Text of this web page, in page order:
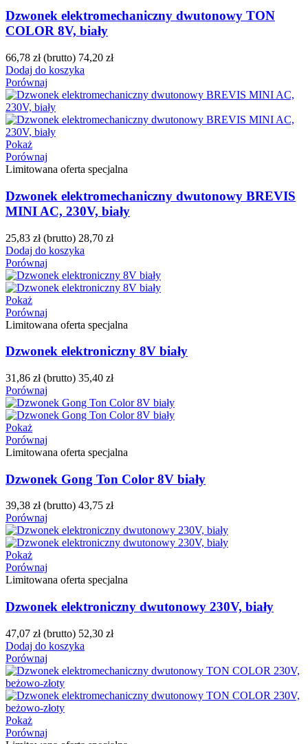
Dzwonek elektromechaniczny dwutonowy TON
COLOR 8V, biały
66,78 zł (brutto) 74,20 zł
Dodaj do koszyka
Porównaj
Pokaż
Porównaj
Limitowana oferta specjalna
Dzwonek elektromechaniczny dwutonowy BREVIS
MINI AC, 230V, biały
25,83 zł (brutto) 28,70 zł
Dodaj do koszyka
Porównaj
Pokaż
Porównaj
Limitowana oferta specjalna
Dzwonek elektroniczny 8V biały
31,86 zł (brutto) 35,40 zł
Porównaj
Pokaż
Porównaj
Limitowana oferta specjalna
Dzwonek Gong Ton Color 8V biały
39,38 zł (brutto) 43,75 zł
Porównaj
Pokaż
Porównaj
Limitowana oferta specjalna
Dzwonek elektroniczny dwutonowy 230V, biały
47,07 zł (brutto) 52,30 zł
Dodaj do koszyka
Porównaj
Pokaż
Porównaj